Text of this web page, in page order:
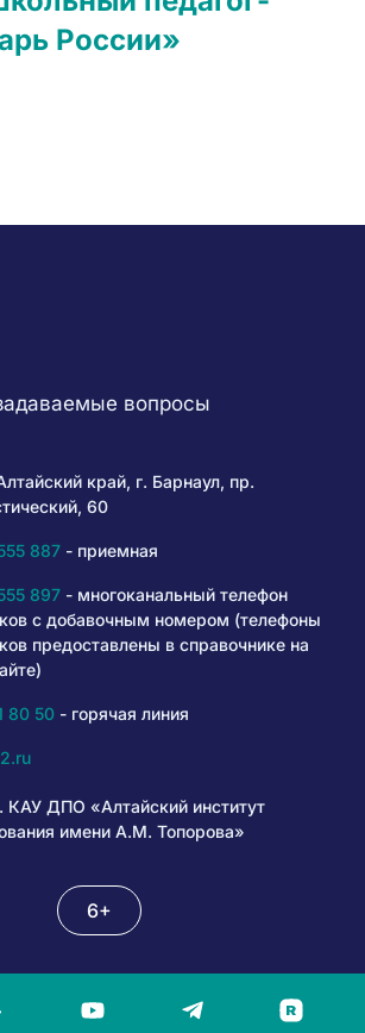
России»
вопросы
край, г. Барнаул, пр.
60
887- приемная
897- многоканальный телефон
с добавочным номером (телефоны
предоставлены в справочнике на
80 50- горячая линия
ДПО «Алтайский институт
имени А.М. Топорова»
6+